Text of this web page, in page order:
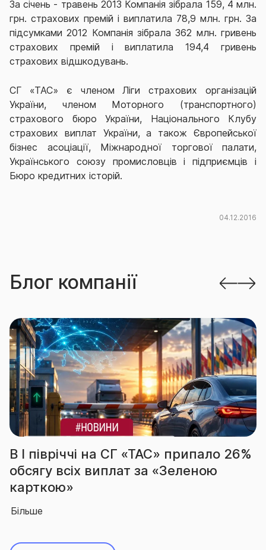
За січень - травень 2013 Компанія зібрала 159, 4 млн.
грн. страхових премій і виплатила 78,9 млн. грн. За
підсумками 2012 Компанія зібрала 362 млн. гривень
страхових премій і виплатила 194,4 гривень
страхових відшкодувань.
СГ «ТАС» є членом Ліги страхових організацій
України, членом Моторного (транспортного)
страхового бюро України, Національного Клубу
страхових виплат України, а також Європейської
бізнес асоціації, Міжнародної торгової палати,
Українського союзу промисловців і підприємців і
Бюро кредитних історій.
04.12.2016
Блог компанії
СГ «ТАС» припало 26%
за «Зеленою
За підсумками
вчергове